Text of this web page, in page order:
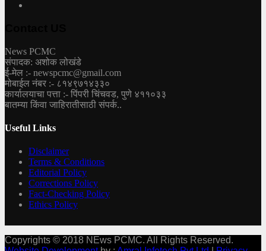
News PCMC
संपादक: अशोक लोखंडे
ई-मेल :- newspcmc@gmail.com
मोबाईल नंबर :- ८१४९७१४३३०
कार्यालयाचा पत्ता :- पिंपरी चिंचवड, पुणे ४११०३३
बातम्या किंवा जाहिरातीसाठी संपर्क..
Useful Links
Disclaimer
Terms & Conditions
Editorial Policy
Corrections Policy
Fact-Checking Policy
Ethics Policy
Copyrights © 2018 NEws PCMC. All Rights Reserved.